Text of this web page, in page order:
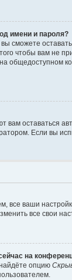
имени и пароля?
вы сможете
чтобы вам не
общедоступном
вам оставаться
Если вы
все ваши
все свои
на
опцию